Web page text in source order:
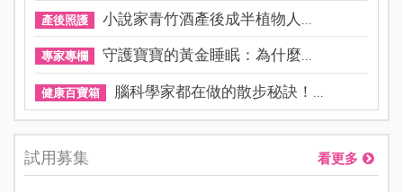
產後照護 小說家青竹酒產後成半植物人...
專家專欄 守護寶寶的黃金睡眠：為什麼...
健康百寶箱 腦科學家都在做的散步秘訣！...
試用募集 看更多